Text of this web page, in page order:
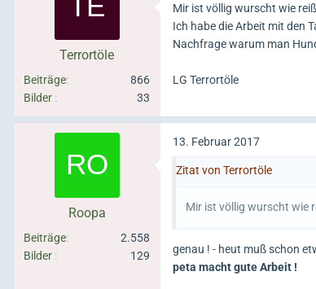
Terrortöle
Beiträge
866
Bilder
33
Mir ist völlig wurscht wie
Ich habe die Arbeit mit den
Nachfrage warum man
LG Terrortöle
Roopa
Beiträge
2.558
Bilder
129
13. Februar 2017
Zitat von Terrortöle
Mir ist völlig wurscht wie
genau ! - heut muß schon
peta macht gute Arbeit !